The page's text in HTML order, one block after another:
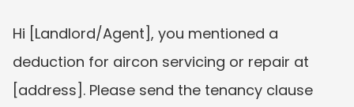
Hi [Landlord/Agent], you mentioned a
deduction for aircon servicing or repair at
[address]. Please send the tenancy clause